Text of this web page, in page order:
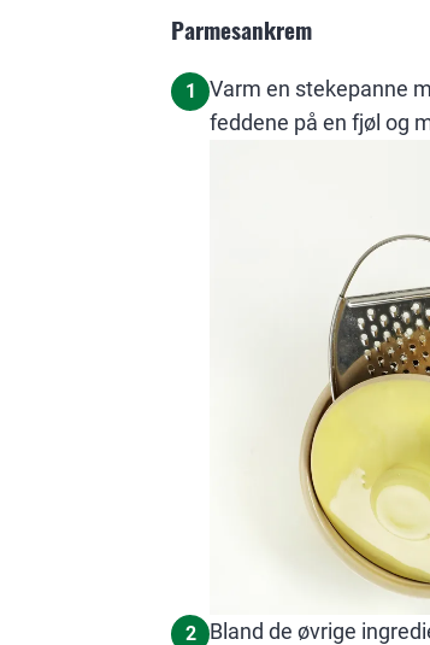
Parmesankrem
1
Varm en stekepanne
feddene på en fjøl og
2
Bland de øvrige